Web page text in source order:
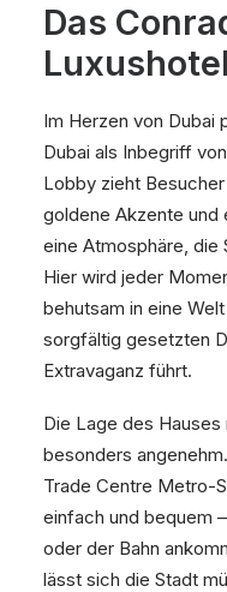
Das
Im Herzen von Dubai
Dubai als Inbegriff
Lobby zieht
goldene Akzente und
eine Atmosphäre, die
Hier wird jeder
behutsam in eine
sorgfältig gesetzten
Extravaganz führt.
Die Lage des
besonders
Trade Centre Metro-
einfach und bequem
oder der Bahn
lässt sich die Stadt